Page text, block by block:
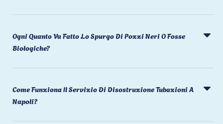
Ogni Quanto Va Fatto Lo Spurgo Di Pozzi Neri O Fosse
Biologiche?
Come Funziona Il Servizio Di Disostruzione Tubazioni A
Napoli?